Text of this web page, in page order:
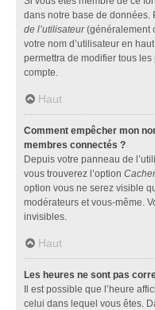
dans notre base de données.
de l’utilisateur(généralement
votre nom d’utilisateur en
permettra de modifier tous
compte.
Haut
Comment empêcher mon
membres connectés ?
Depuis votre panneau de
vous trouverez l’option
option vous ne serez visible
modérateurs et vous-même.
invisibles.
Haut
Les heures ne sont pas
Il est possible que l’heure
celui dans lequel vous êtes.